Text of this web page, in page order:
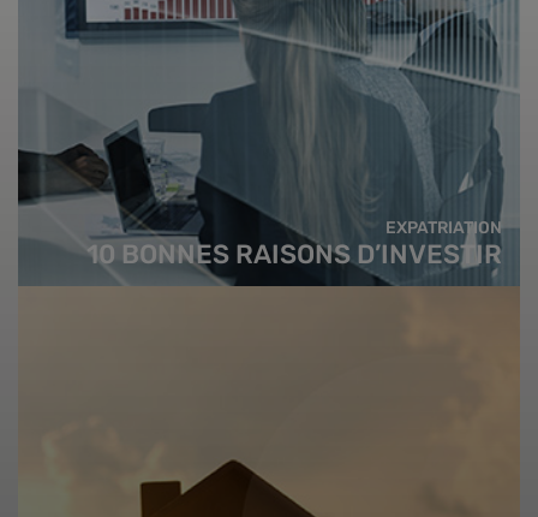
EXPATRIATION
10 BONNES RAISONS D’INVESTIR